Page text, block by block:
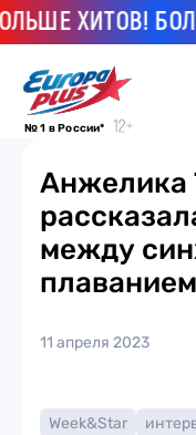
ХИТОВ! БОЛЬШЕ
№ 1 в России*
Анжелика
между
11 апреля 2023
Week&Star